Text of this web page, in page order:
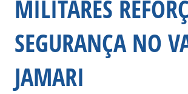
MILITARES
SEGURANÇA NO
JAMARI